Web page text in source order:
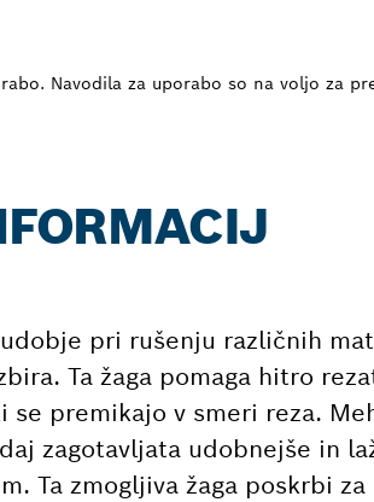
Navodila za uporabo so na voljo za
pri rušenju različnih
Ta žaga pomaga hitro
premikajo v smeri reza.
zagotavljata udobnejše in
Ta zmogljiva žaga poskrbi